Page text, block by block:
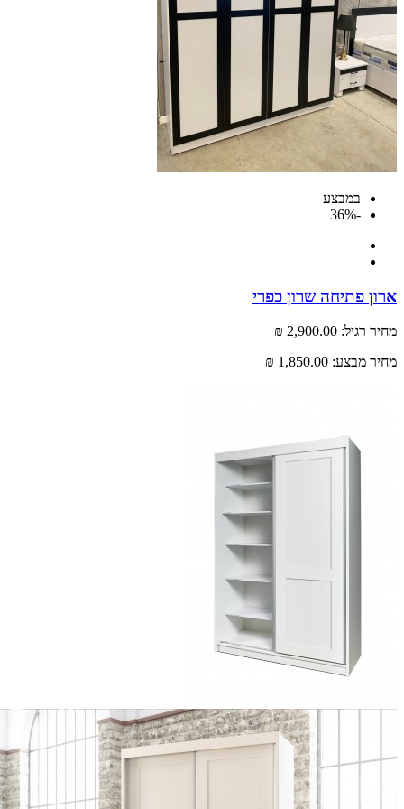
במבצע
פתיחה שרון כפרי
רגיל: 2,900.00 ₪
מבצע: 1,850.00 ₪